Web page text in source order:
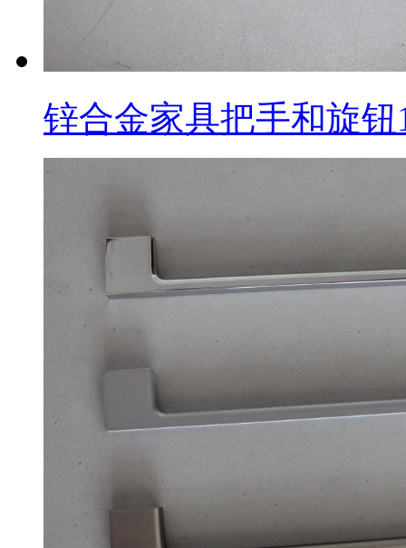
锌合金家具把手和旋钮